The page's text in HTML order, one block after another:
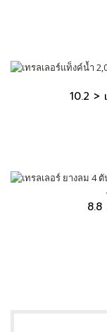
10.2 >
8.8